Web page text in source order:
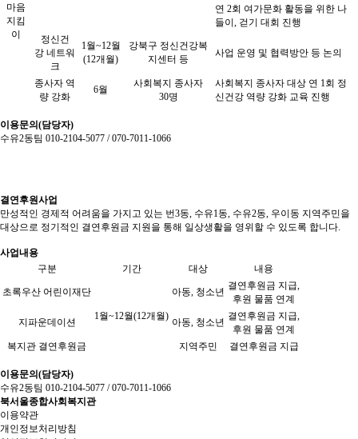
마음
지킴
이
연 2회 여가문화 활동을 위한 나
들이, 걷기 대회 진행
정신건
강 네트워
크
1월~12월
(12개월)
강북구 정신건강복
지센터 등
사업 운영 및 협력방안 등 논의
종사자 역
량 강화
6월
사회복지 종사자
30명
사회복지 종사자 대상 연 1회 정
신건강 역량 강화 교육 진행
이용문의(담당자)
수유2동팀 010-2104-5077 / 070-7011-1066
결연후원사업
만성적인 경제적 어려움을 가지고 있는 번3동, 수유1동, 수유2동, 우이동 지역주민을
대상으로 정기적인 결연후원금 지원을 통해 일상생활을 영위할 수 있도록 합니다.
사업내용
구분
기간 대상 내용
초록우산 어린이재단
1월~12월(12개월)
아동, 청소년
결연후원금 지급,
후원 물품 연계
지파운데이션 아동, 청소년
결연후원금 지급,
후원 물품 연계
복지관 결연후원금
지역주민 결연후원금 지급
이용문의(담당자)
수유2동팀 010-2104-5077 / 070-7011-1066
북서울종합사회복지관
이용약관
개인정보처리방침